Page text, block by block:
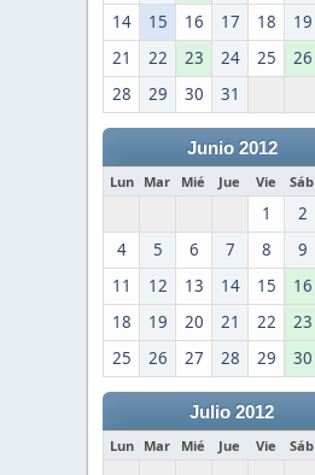
14
15 16 17 18 19
21
22 23 24 25 26
28
29 30 31
Junio 2012
Lun Mar Mié Jue Vie Sáb
1 2
4
5 6 7 8 9
11
12 13 14 15 16
18
19 20 21 22 23
25
26 27 28 29 30
Julio 2012
Lun Mar Mié Jue Vie Sáb